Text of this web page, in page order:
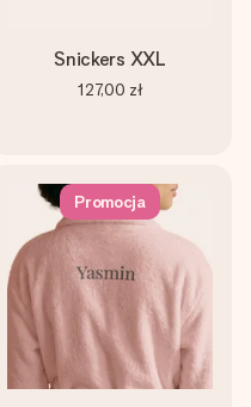
Snickers XXL
127,00 zł
Promocja